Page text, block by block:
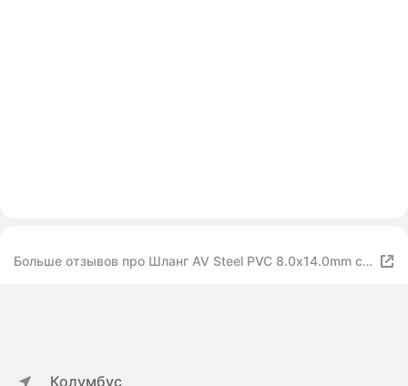
Больше отзывов про Шланг AV Steel PVC 8.0х14.0mm с
Колумбус